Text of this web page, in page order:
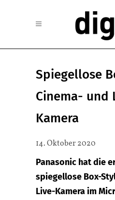
Spiegellose
Cinema- und
Kamera
14. Oktober 2020
Panasonic hat die
spiegellose Box-
Live-Kamera im